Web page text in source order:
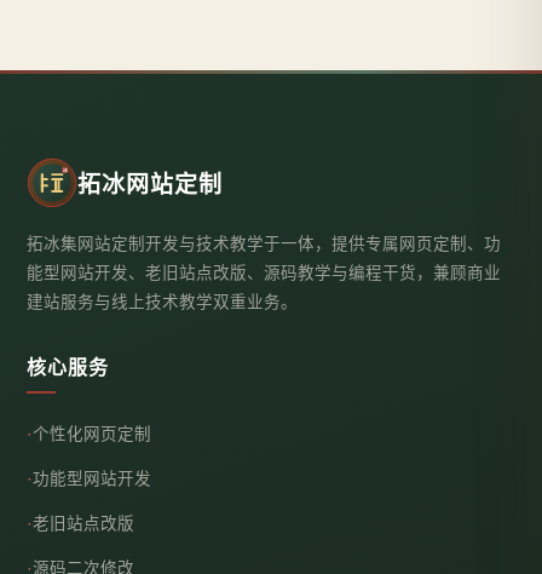
拓冰网站定制
拓冰集网站定制开发与技术教学于一体，提供专属网页定制、功
能型网站开发、老旧站点改版、源码教学与编程干货，兼顾商业
建站服务与线上技术教学双重业务。
核心服务
个性化网页定制
功能型网站开发
老旧站点改版
源码二次修改